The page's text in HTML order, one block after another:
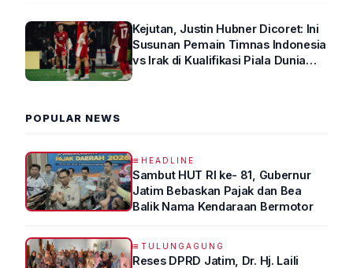
Kejutan, Justin Hubner Dicoret: Ini
Susunan Pemain Timnas Indonesia
vs Irak di Kualifikasi Piala Dunia
POPULAR NEWS
HEADLINE
Sambut HUT RI ke- 81, Gubernur
Jatim Bebaskan Pajak dan Bea
Balik Nama Kendaraan Bermotor
TULUNGAGUNG
Reses DPRD Jatim, Dr. Hj. Laili